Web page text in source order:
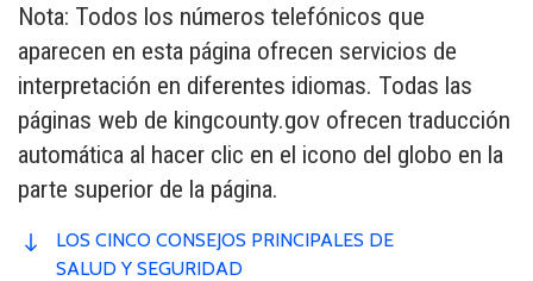
Nota: Todos los números telefónicos que
aparecen en esta página ofrecen servicios de
interpretación en diferentes idiomas. Todas las
páginas web de kingcounty.gov ofrecen traducción
automática al hacer clic en el icono del globo en la
parte superior de la página.
LOS CINCO CONSEJOS PRINCIPALES DE
SALUD Y SEGURIDAD